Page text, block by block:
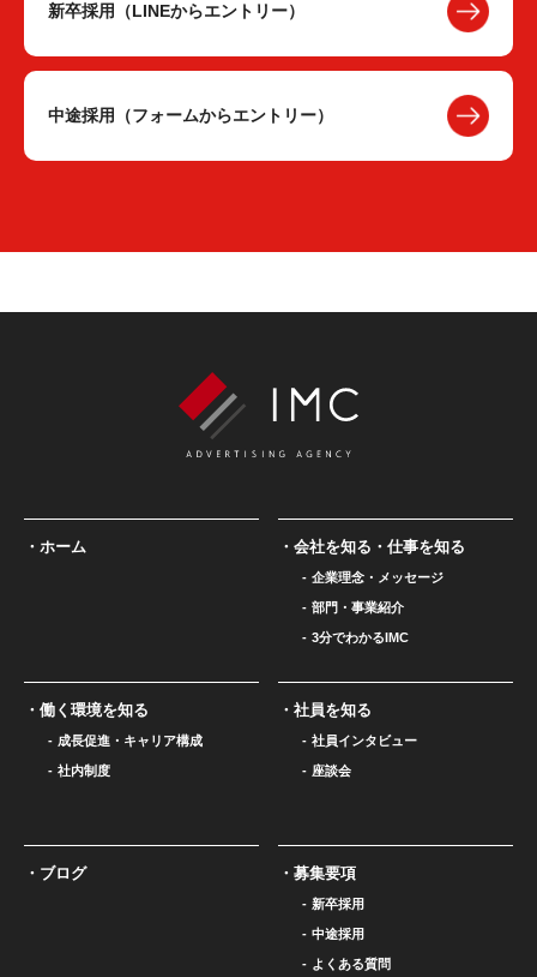
新卒採用（LINEからエントリー）
中途採用（フォームからエントリー）
ホーム 会社を知る・仕事を知る
企業理念・メッセージ
部門・事業紹介
3分でわかるIMC
働く環境を知る
成長促進・キャリア構成
社内制度
社員を知る
社員インタビュー
座談会
ブログ 募集要項
新卒採用
中途採用
よくある質問